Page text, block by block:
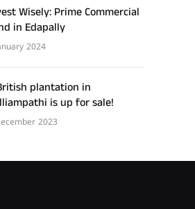
Wisely: Prime Commercial
in Edapally
2024
plantation in
is up for sale!
2023